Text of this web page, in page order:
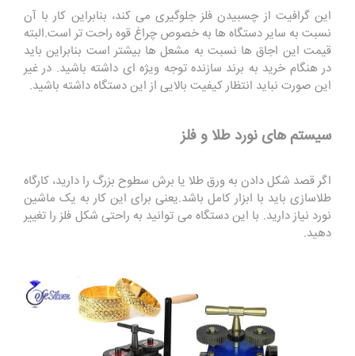
این گرافیت از چسبیدن فلز جلوگیری می کند، بنابراین کار با آن
نسبت به سایر دستگاه ها به خصوص چراغ قوه راحت تر است.البته
قیمت این اجاق ها نسبت به مشعل ها بیشتر است بنابراین باید
در هنگام خرید به برند سازنده توجه ویژه ای داشته باشید. در غیر
این صورت نباید انتظار کیفیت بالایی از این دستگاه داشته باشید.
سیستم های نورد طلا و فلز
اگر قصد شکل دادن به ورق طلا یا برش سطوح بزرگ را دارید، کارگاه
طلاسازی باید با ابزار کامل باشد.یعنی برای این کار به یک ماشین
نورد نیاز دارید. با این دستگاه می توانید به راحتی شکل فلز را تغییر
دهید.